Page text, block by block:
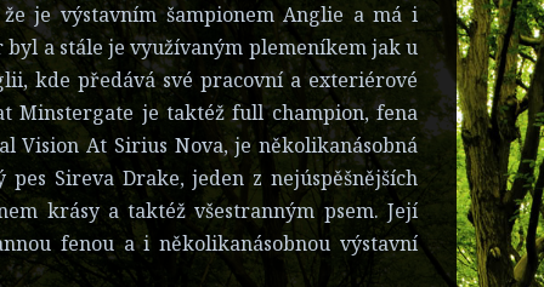
je výstavním šampionem Anglie a má i
byl a stále je využívaným plemeníkem jak u
kde předává své pracovní a exteriérové
Minstergate je taktéž full champion, fena
Vision At Sirius Nova, je několikanásobná
Sireva Drake, jeden z nejúspěšnějších
krásy a taktéž všestranným psem. Její
fenou a i několikanásobnou výstavní